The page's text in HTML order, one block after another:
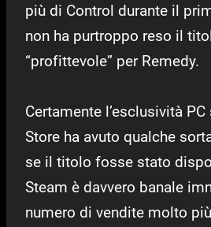
più di Control durante il
non ha purtroppo reso il
“profittevole” per Remedy.
Certamente l’esclusività PC
Store ha avuto qualche
se il titolo fosse stato
Steam è davvero banale
numero di vendite molto